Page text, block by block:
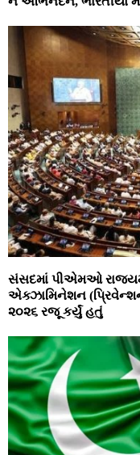
સંસદમાં પીએમઓ
એક્‍ઝામિનેશન
૨૦૨૬ રજૂ કર્યું હતું